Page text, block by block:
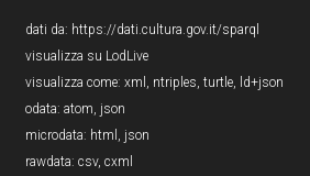
dati da: https://dati.cultura.gov.it/sparql
visualizza su LodLive
visualizza come: xml , ntriples, turtle, ld+json
odata: atom, json
microdata: html , json
rawdata: csv, cxml